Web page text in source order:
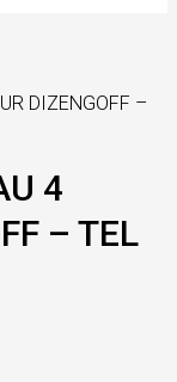
DIZENGOFF –
4
– TEL